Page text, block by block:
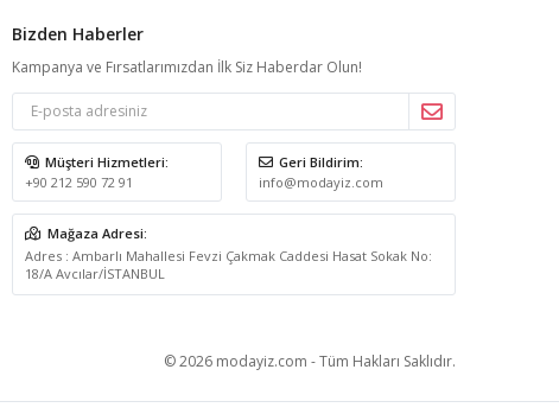
Bizden Haberler
Kampanya ve Fırsatlarımızdan İlk Siz Haberdar Olun!
Müşteri Hizmetleri:
+90 212 590 72 91
Geri Bildirim:
info@modayiz.com
Mağaza Adresi:
Adres : Ambarlı Mahallesi Fevzi Çakmak Caddesi Hasat Sokak No:
18/A Avcılar/İSTANBUL
© 2026 modayiz.com - Tüm Hakları Saklıdır.